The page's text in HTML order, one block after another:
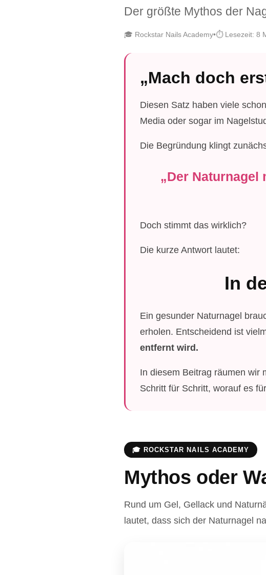
Der größte Mythos der
🎓 Rockstar Nails Academy•⏱️ Lesezeit: 8
„Mach doch
Diesen Satz haben viele
Media oder sogar im
Die Begründung klingt
„Der
Doch stimmt das wirklich?
Die kurze Antwort lautet:
In
Ein gesunder Naturnagel
erholen. Entscheidend ist
entfernt wird.
In diesem Beitrag räumen wir
Schritt für Schritt, worauf es
🎓 ROCKSTAR NAILS ACADEMY
Mythos oder
Rund um Gel, Gellack und
lautet, dass sich der Naturnagel